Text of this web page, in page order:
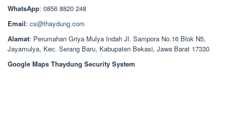
Rp1.378.000.
WhatsApp: 0856 8820 248
Email: cs@thaydung.com
Alamat: Perumahan Griya Mulya Indah Jl. Sampora No.16 Blok N5,
Jayamulya, Kec. Serang Baru, Kabupaten Bekasi, Jawa Barat 17330
Google Maps Thaydung Security System